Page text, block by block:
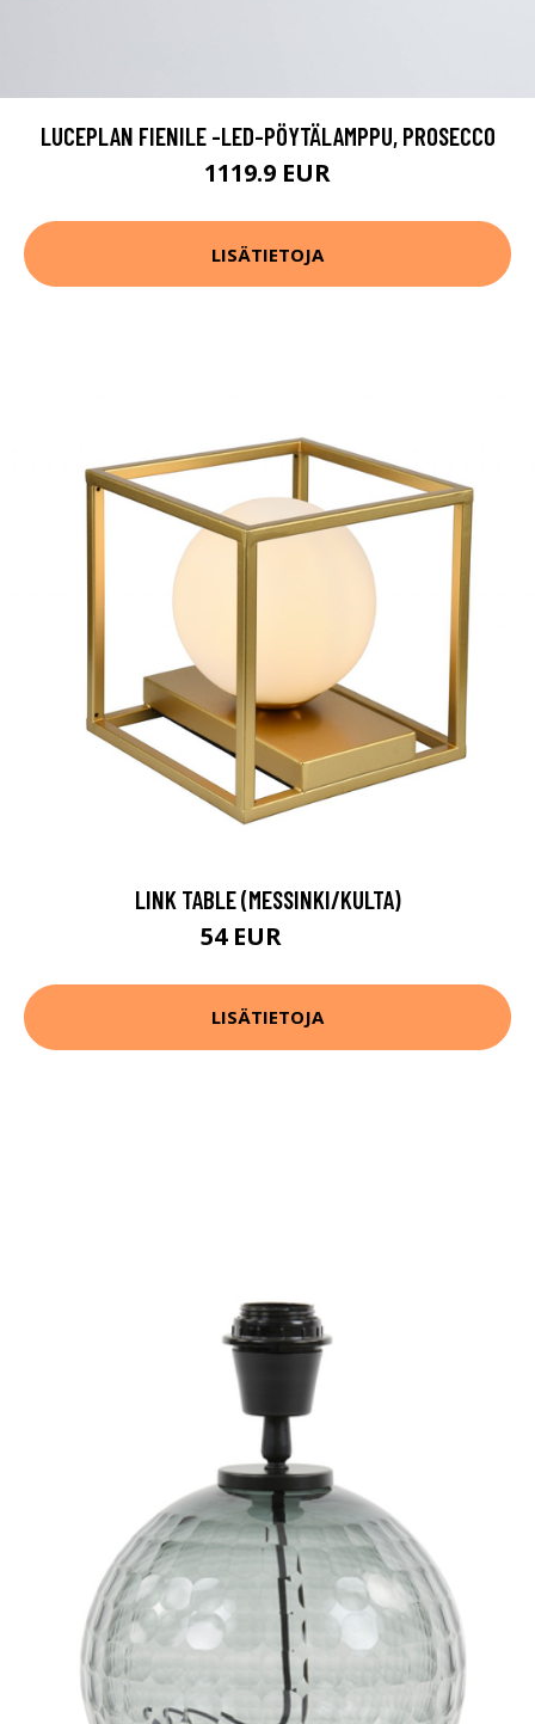
LUCEPLAN FIENILE -LED-PÖYTÄLAMPPU, PROSECCO
1119.9 EUR
LISÄTIETOJA
LINK TABLE (MESSINKI/KULTA)
54 EUR
LISÄTIETOJA